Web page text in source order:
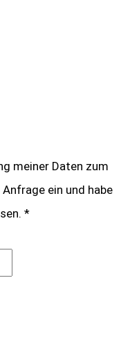
meiner Daten zum
ein und habe
*